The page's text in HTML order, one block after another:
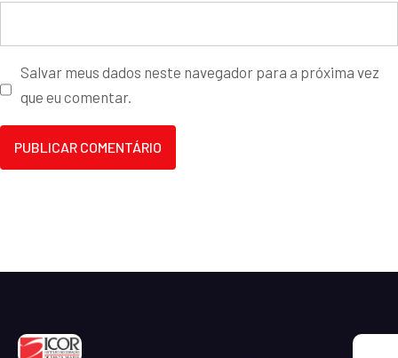
Salvar meus dados neste navegador para a próxima vez
que eu comentar.